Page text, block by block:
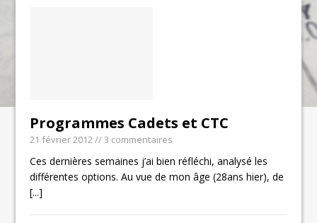
Programmes Cadets et CTC
21 février 2012 // 3 commentaires
Ces dernières semaines j’ai bien réfléchi, analysé les
différentes options. Au vue de mon âge (28ans hier), de
[...]